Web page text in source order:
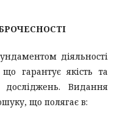
діяльності
гарантує якість та
досліджень. Видання
що полягає в: